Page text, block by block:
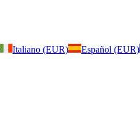
Italiano (EUR) Español (EUR)